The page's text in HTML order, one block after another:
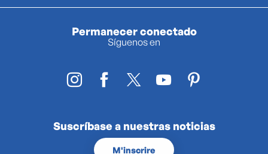
Permanecer conectado
Síguenos en
Suscríbase a nuestras noticias
M'inscrire